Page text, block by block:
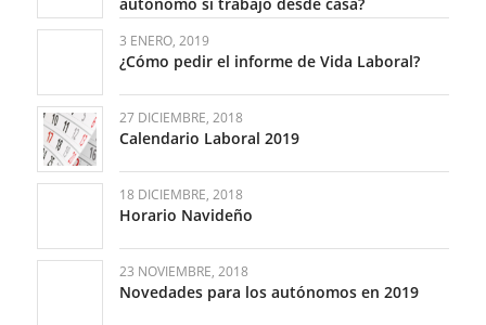
3 ENERO, 2019
¿Cómo pedir el informe de Vida Laboral?
27 DICIEMBRE, 2018
Calendario Laboral 2019
18 DICIEMBRE, 2018
Horario Navideño
23 NOVIEMBRE, 2018
Novedades para los autónomos en 2019